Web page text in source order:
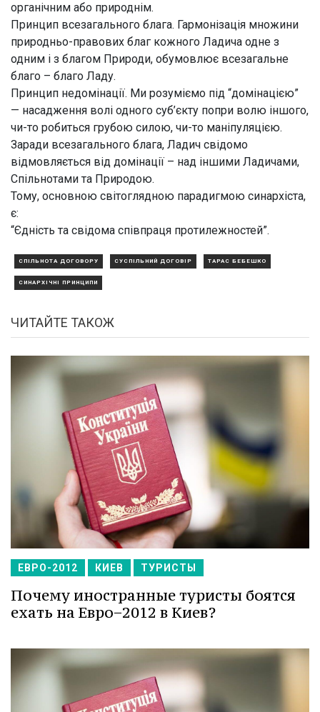
органічним або природнім.
Принцип всезагального блага. Гармонізація множини
природньо-правових благ кожного Ладича одне з
одним і з благом Природи, обумовлює всезагальне
благо – благо Ладу.
Принцип недомінації. Ми розуміємо під “домінацією”
— насадження волі одного суб’єкту попри волю іншого,
чи-то робиться грубою силою, чи-то маніпуляцією.
Заради всезагального блага, Ладич свідомо
відмовляється від домінації – над іншими Ладичами,
Спільнотами та Природою.
Тому, основною світоглядною парадигмою синархіста,
є:
“Єдність та свідома співпраця протилежностей”.
СПІЛЬНОТА ДОГОВОРУ СУСПІЛЬНИЙ ДОГОВІР ТАРАС БЕБЕШКО
СИНАРХІЧНІ ПРИНЦИПИ
ЧИТАЙТЕ ТАКОЖ
ЕВРО-2012 КИЕВ ТУРИСТЫ
Почему иностранные туристы боятся
ехать на Евро−2012 в Киев?